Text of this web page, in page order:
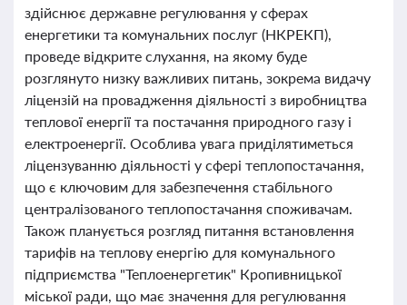
здійснює державне регулювання у сферах
енергетики та комунальних послуг (НКРЕКП),
проведе відкрите слухання, на якому буде
розглянуто низку важливих питань, зокрема видачу
ліцензій на провадження діяльності з виробництва
теплової енергії та постачання природного газу і
електроенергії. Особлива увага приділятиметься
ліцензуванню діяльності у сфері теплопостачання,
що є ключовим для забезпечення стабільного
централізованого теплопостачання споживачам.
Також планується розгляд питання встановлення
тарифів на теплову енергію для комунального
підприємства "Теплоенергетик" Кропивницької
міської ради, що має значення для регулювання